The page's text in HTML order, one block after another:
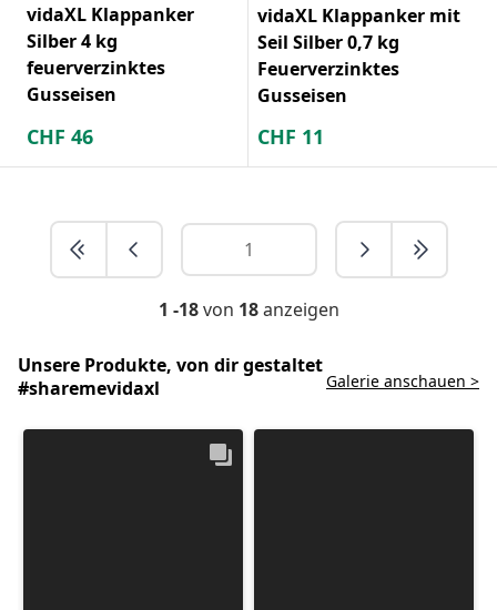
vidaXL Klappanker
Silber 4 kg
feuerverzinktes
Gusseisen
CHF 46
vidaXL Klappanker mit
Seil Silber 0,7 kg
Feuerverzinktes
Gusseisen
CHF 11
1 -18von 18anzeigen
Unsere Produkte, von dir gestaltet
#sharemevidaxl
Galerie anschauen >